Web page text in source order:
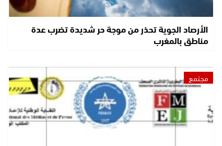
الأرصاد الجوية تحذر من موجة حر شديدة تضرب عدة
مناطق بالمغرب
مجتمع